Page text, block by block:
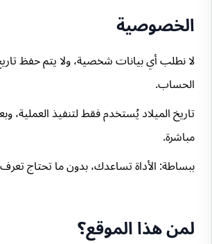
الخصوصية
لا نطلب أي بيانات شخصية، ولا يتم حفظ تاريخ
الحساب.
تاريخ الميلاد يُستخدم فقط لتنفيذ العملية،
مباشرة.
ببساطة: الأداة تساعدك، بدون ما تحتاج
لمن هذا الموقع؟